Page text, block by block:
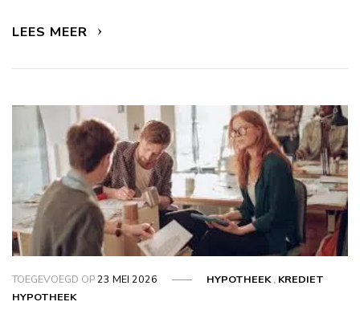
LEES MEER
TOEGEVOEGD OP23 MEI 2026 HYPOTHEEK, KREDIET
HYPOTHEEK